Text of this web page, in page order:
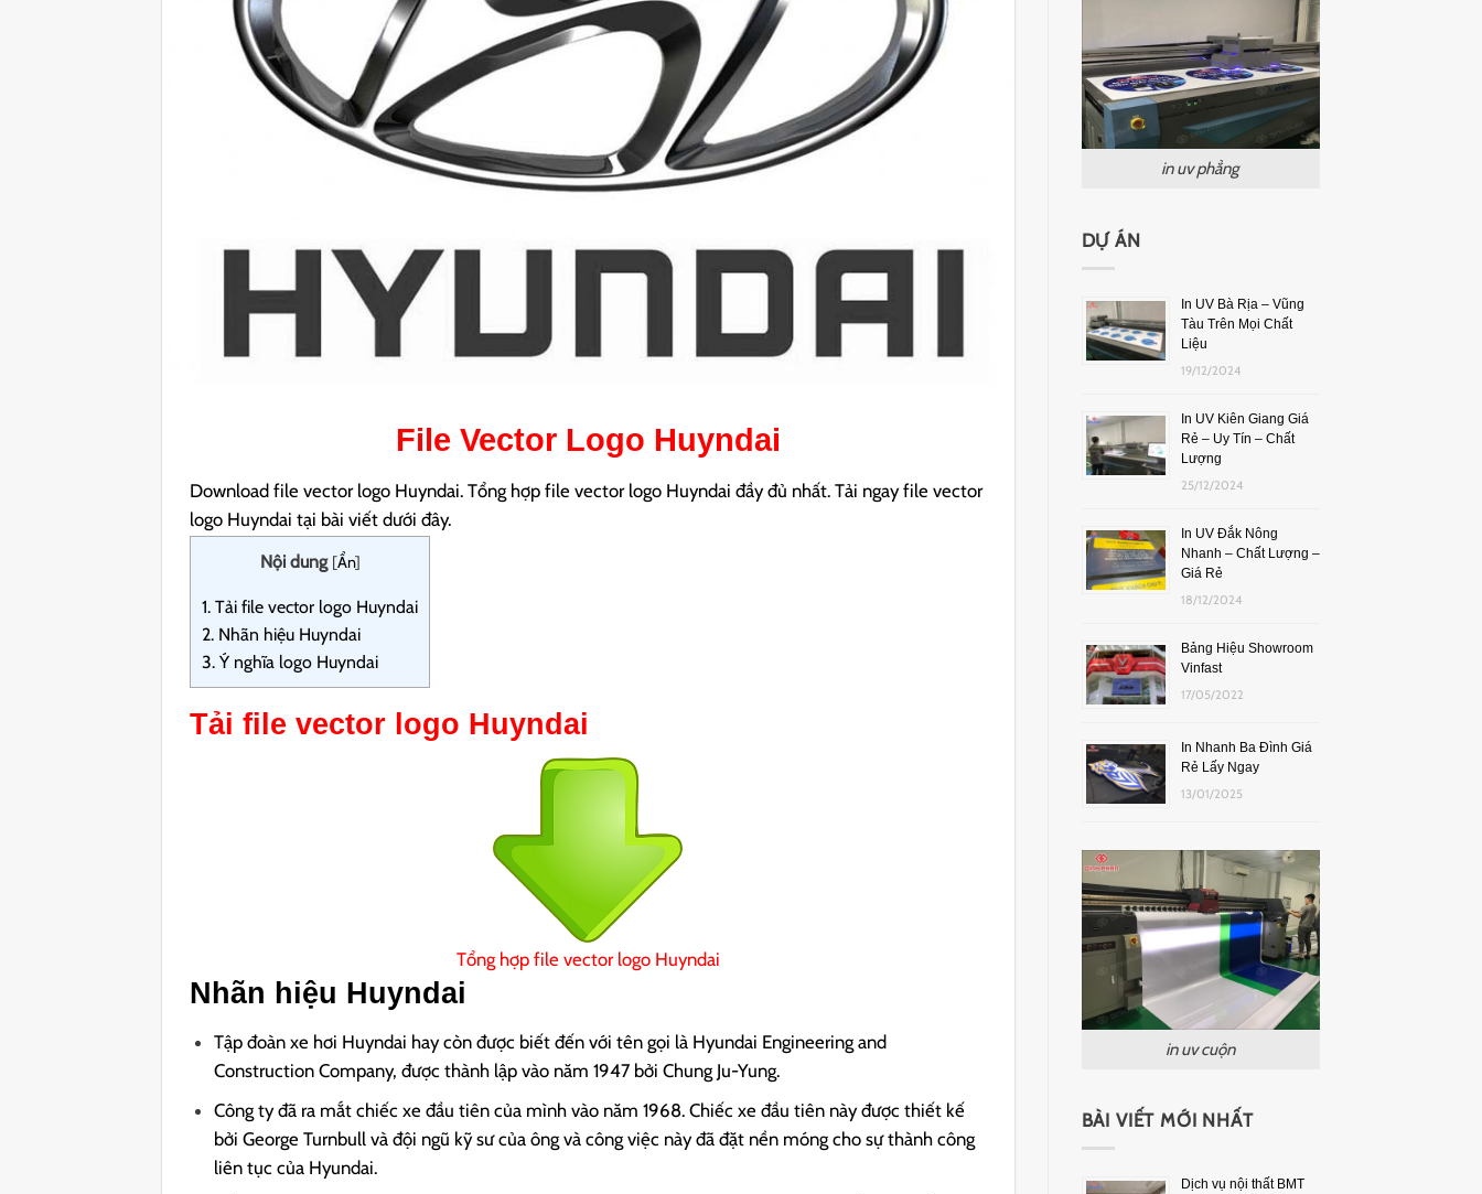
File Vector Logo Huyndai
Download file vector logo Huyndai. Tổng hợp file vector logo Huyndai đầy đủ nhất. Tải ngay file vector
logo Huyndai tại bài viết dưới đây.
Nội dung [Ẩn]
1. Tải file vector logo Huyndai
2. Nhãn hiệu Huyndai
3. Ý nghĩa logo Huyndai
Tải file vector logo Huyndai
Tổng hợp file vector logo Huyndai
Nhãn hiệu Huyndai
Tập đoàn xe hơi Huyndai hay còn được biết đến với tên gọi là Hyundai Engineering and
Construction Company, được thành lập vào năm 1947 bởi Chung Ju-Yung.
Công ty đã ra mắt chiếc xe đầu tiên của mình vào năm 1968. Chiếc xe đầu tiên này được thiết kế
bởi George Turnbull và đội ngũ kỹ sư của ông và công việc này đã đặt nền móng cho sự thành công
liên tục của Hyundai.
in uv phẳng
DỰ ÁN
In UV Bà Rịa – Vũng
Tàu Trên Mọi Chất
Liệu
19/12/2024
In UV Kiên Giang Giá
Rẻ – Uy Tín – Chất
Lượng
25/12/2024
In UV Đắk Nông
Nhanh – Chất Lượng –
Giá Rẻ
18/12/2024
Bảng Hiệu Showroom
Vinfast
17/05/2022
In Nhanh Ba Đình Giá
Rẻ Lấy Ngay
13/01/2025
in uv cuộn
BÀI VIẾT MỚI NHẤT
Dịch vụ nội thất BMT